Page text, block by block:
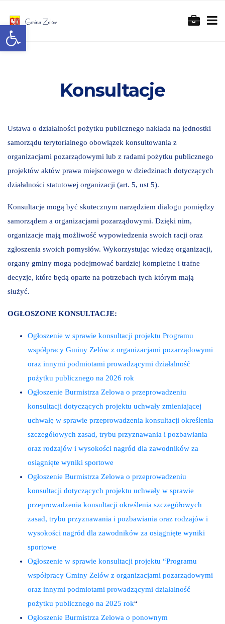
Otwórz pasek narzędzi
Konsultacje
Ustawa o działalności pożytku publicznego nakłada na jednostki
samorządu terytorialnego obowiązek konsultowania z
organizacjami pozarządowymi lub z radami pożytku publicznego
projektów aktów prawa miejscowego w dziedzinach dotyczących
działalności statutowej organizacji (art. 5, ust 5).
Konsultacje mogą być skutecznym narzędziem dialogu pomiędzy
samorządem a organizacjami pozarządowymi. Dzięki nim,
organizacje mają możliwość wypowiedzenia swoich racji oraz
zgłoszenia swoich pomysłów. Wykorzystując wiedzę organizacji,
organy gminy mogą podejmować bardziej kompletne i trafne
decyzje, które będą oparte na potrzebach tych którym mają
służyć.
OGŁOSZONE KONSULTACJE:
Ogłoszenie w sprawie konsultacji projektu Programu
współpracy Gminy Zelów z organizacjami pozarządowymi
oraz innymi podmiotami prowadzącymi działalność
pożytku publicznego na 2026 rok
Ogłoszenie Burmistrza Zelowa o przeprowadzeniu
konsultacji dotyczących projektu uchwały zmieniającej
uchwałę w sprawie przeprowadzenia konsultacji określenia
szczegółowych zasad, trybu przyznawania i pozbawiania
oraz rodzajów i wysokości nagród dla zawodników za
osiągnięte wyniki sportowe
Ogłoszenie Burmistrza Zelowa o przeprowadzeniu
konsultacji dotyczących projektu uchwały w sprawie
przeprowadzenia konsultacji określenia szczegółowych
zasad, trybu przyznawania i pozbawiania oraz rodzajów i
wysokości nagród dla zawodników za osiągnięte wyniki
sportowe
Ogłoszenie w sprawie konsultacji projektu “Programu
współpracy Gminy Zelów z organizacjami pozarządowymi
oraz innymi podmiotami prowadzącymi działalność
pożytku publicznego na 2025 rok“
Ogłoszenie Burmistrza Zelowa o ponownym